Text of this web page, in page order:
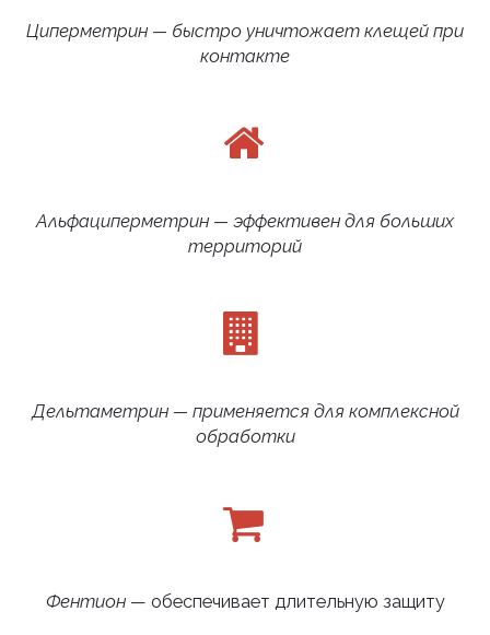
Циперметрин — быстро уничтожает клещей при
контакте
Альфациперметрин — эффективен для больших
территорий
Дельтаметрин — применяется для комплексной
обработки
Фентион— обеспечивает длительную защиту